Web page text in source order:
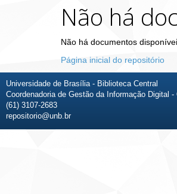
Não há
Não há documentos
Página inicial do repositório
Universidade de Brasília - Biblioteca Central
Coordenadoria de Gestão da Informação Digital -
(61) 3107-2683
repositorio@unb.br